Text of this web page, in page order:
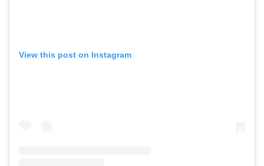
View this post on Instagram